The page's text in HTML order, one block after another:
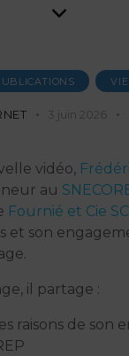
3 juin 2026
vidéo,
au
Fournié et Cie
et son
il partage :
raisons de son